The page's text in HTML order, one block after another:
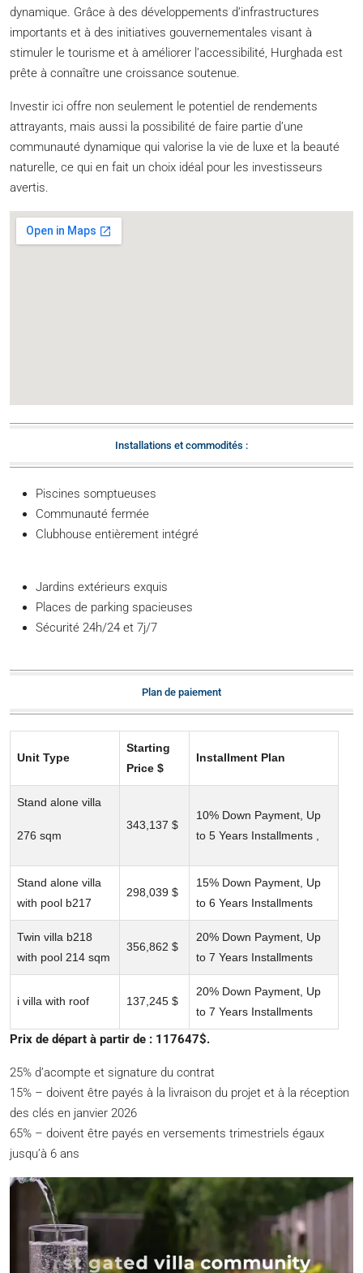
dynamique. Grâce à des développements d’infrastructures
importants et à des initiatives gouvernementales visant à
stimuler le tourisme et à améliorer l’accessibilité, Hurghada est
prête à connaître une croissance soutenue.
Investir ici offre non seulement le potentiel de rendements
attrayants, mais aussi la possibilité de faire partie d’une
communauté dynamique qui valorise la vie de luxe et la beauté
naturelle, ce qui en fait un choix idéal pour les investisseurs
avertis.
Installations et commodités :
Piscines somptueuses
Communauté fermée
Clubhouse entièrement intégré
Jardins extérieurs exquis
Places de parking spacieuses
Sécurité 24h/24 et 7j/7
Plan de paiement
Unit Type
Starting
Price $
Installment Plan
Stand alone villa
276 sqm
343,137 $
10% Down Payment, Up
to 5 Years Installments ,
Stand alone villa
with pool b217
298,039 $
15% Down Payment, Up
to 6 Years Installments
Twin villa b218
with pool 214 sqm
356,862 $
20% Down Payment, Up
to 7 Years Installments
i villa with roof 137,245 $
20% Down Payment, Up
to 7 Years Installments
Prix ​​de départ à partir de : 117647$.
25% d’acompte et signature du contrat
15% – doivent être payés à la livraison du projet et à la réception
des clés en janvier 2026
65% – doivent être payés en versements trimestriels égaux
jusqu’à 6 ans